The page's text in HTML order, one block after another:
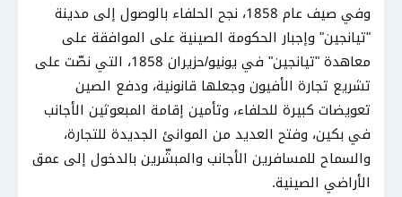
وفي صيف عام 1858، نجح الحلفاء بالوصول إلى مدينة
"تيانجين" وإجبار الحكومة الصينية على الموافقة على
معاهدة "تيانجين" في يونيو/حزيران 1858، التي نصّت على
تشريع تجارة الأفيون وجعلها قانونية، ودفع الصين
تعويضات كبيرة للحلفاء، وتأمين إقامة المبعوثين الأجانب
في بكين، وفتح العديد من الموانئ الجديدة للتجارة،
والسماح للمسافرين الأجانب والمبشّرين بالدخول إلى عمق
الأراضي الصينية.